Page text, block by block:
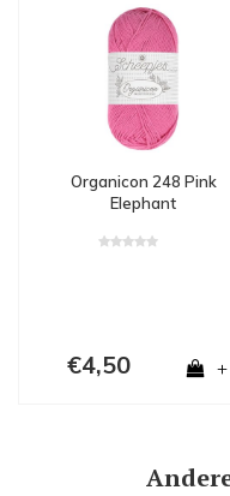
Organicon 248 Pink
Elephant
€4,50 +